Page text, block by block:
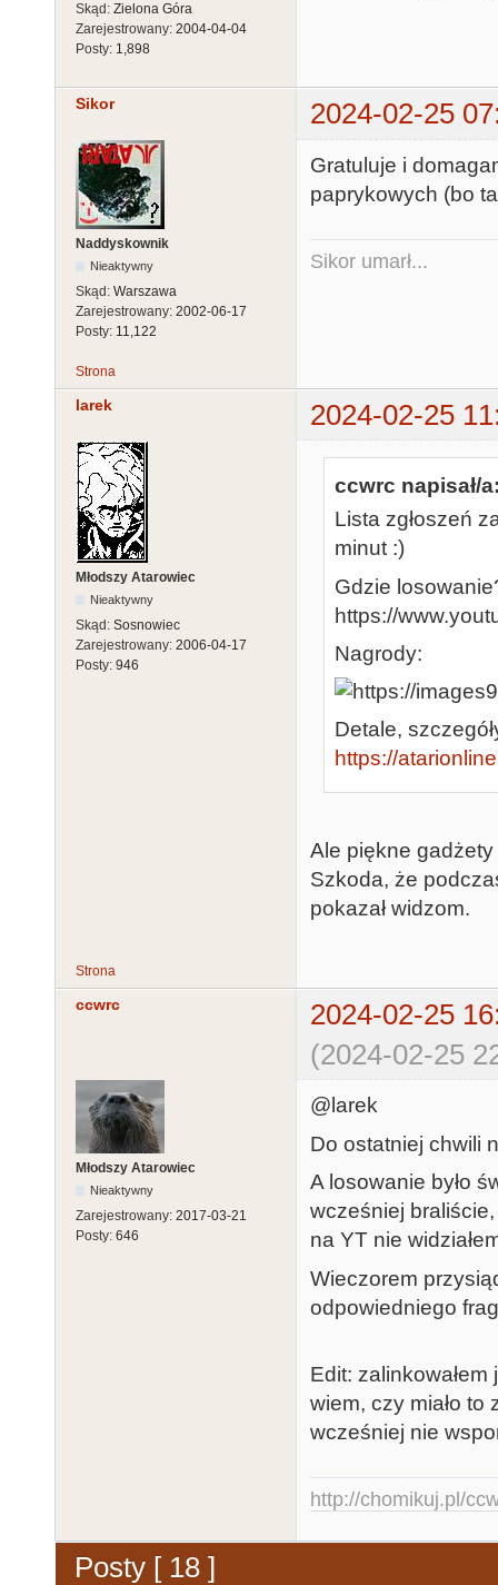
Skąd: Zielona Góra
Zarejestrowany: 2004-04-04
Posty: 1,898
Sikor 2024-02-25
Naddyskownik
Nieaktywny
Skąd: Warszawa
Zarejestrowany: 2002-06-17
Posty: 11,122
Gratuluje i
paprykowych (bo
Sikor umarł...
Strona
larek 2024-02-25
Młodszy Atarowiec
Nieaktywny
Skąd: Sosnowiec
Zarejestrowany: 2006-04-17
Posty: 946
ccwrc napisał/
Lista zgłoszeń
minut :)
Gdzie
https://
Nagrody:
Detale,
https://
Ale piękne gadżety
Szkoda, że
pokazał widzom.
Strona
ccwrc
2024-02-25
(2024-02-25
Młodszy Atarowiec
Nieaktywny
Zarejestrowany: 2017-03-21
Posty: 646
@larek
Do ostatniej chwili
A losowanie było
wcześniej
na YT nie
Wieczorem
odpowiedniego
Edit:
wiem, czy miało to
wcześniej nie
http://chomikuj.pl/
Posty [ 18 ]